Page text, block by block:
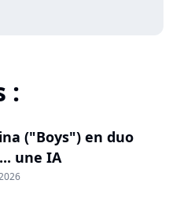
:
("Boys") en duo
une IA